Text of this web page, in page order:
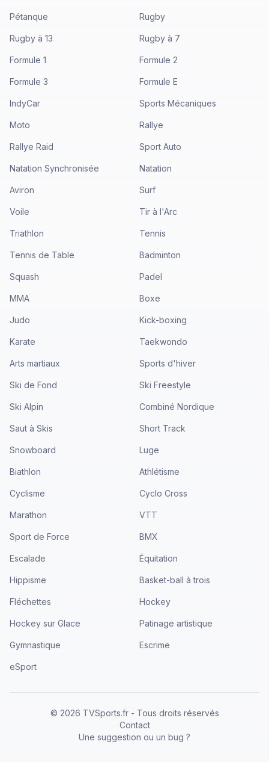
Pétanque Rugby
Rugby à 13 Rugby à 7
Formule 1 Formule 2
Formule 3 Formule E
IndyCar Sports Mécaniques
Moto Rallye
Rallye Raid Sport Auto
Natation Synchronisée Natation
Aviron Surf
Voile Tir à l'Arc
Triathlon Tennis
Tennis de Table Badminton
Squash Padel
MMA Boxe
Judo Kick-boxing
Karate Taekwondo
Arts martiaux Sports d'hiver
Ski de Fond Ski Freestyle
Ski Alpin Combiné Nordique
Saut à Skis Short Track
Snowboard Luge
Biathlon Athlétisme
Cyclisme Cyclo Cross
Marathon VTT
Sport de Force BMX
Escalade Équitation
Hippisme Basket-ball à trois
Fléchettes Hockey
Hockey sur Glace Patinage artistique
Gymnastique Escrime
eSport
© 2026 TVSports.fr - Tous droits réservés
Contact
Une suggestion ou un bug ?